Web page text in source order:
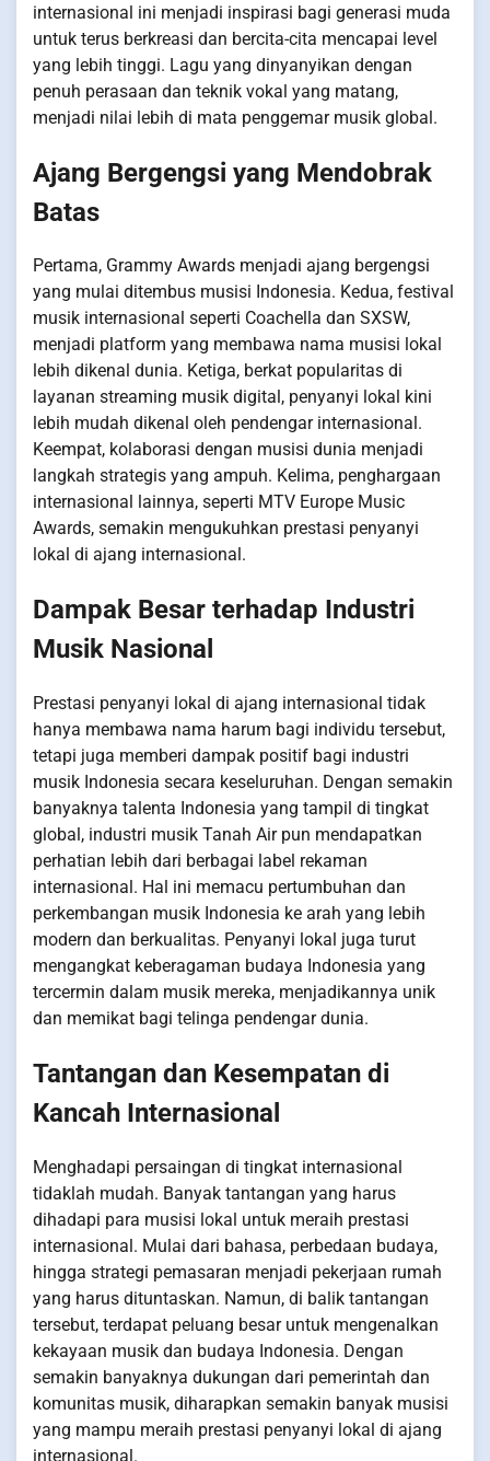
internasional ini menjadi inspirasi bagi generasi muda
untuk terus berkreasi dan bercita-cita mencapai level
yang lebih tinggi. Lagu yang dinyanyikan dengan
penuh perasaan dan teknik vokal yang matang,
menjadi nilai lebih di mata penggemar musik global.
Ajang Bergengsi yang Mendobrak
Batas
Pertama, Grammy Awards menjadi ajang bergengsi
yang mulai ditembus musisi Indonesia. Kedua, festival
musik internasional seperti Coachella dan SXSW,
menjadi platform yang membawa nama musisi lokal
lebih dikenal dunia. Ketiga, berkat popularitas di
layanan streaming musik digital, penyanyi lokal kini
lebih mudah dikenal oleh pendengar internasional.
Keempat, kolaborasi dengan musisi dunia menjadi
langkah strategis yang ampuh. Kelima, penghargaan
internasional lainnya, seperti MTV Europe Music
Awards, semakin mengukuhkan prestasi penyanyi
lokal di ajang internasional.
Dampak Besar terhadap Industri
Musik Nasional
Prestasi penyanyi lokal di ajang internasional tidak
hanya membawa nama harum bagi individu tersebut,
tetapi juga memberi dampak positif bagi industri
musik Indonesia secara keseluruhan. Dengan semakin
banyaknya talenta Indonesia yang tampil di tingkat
global, industri musik Tanah Air pun mendapatkan
perhatian lebih dari berbagai label rekaman
internasional. Hal ini memacu pertumbuhan dan
perkembangan musik Indonesia ke arah yang lebih
modern dan berkualitas. Penyanyi lokal juga turut
mengangkat keberagaman budaya Indonesia yang
tercermin dalam musik mereka, menjadikannya unik
dan memikat bagi telinga pendengar dunia.
Tantangan dan Kesempatan di
Kancah Internasional
Menghadapi persaingan di tingkat internasional
tidaklah mudah. Banyak tantangan yang harus
dihadapi para musisi lokal untuk meraih prestasi
internasional. Mulai dari bahasa, perbedaan budaya,
hingga strategi pemasaran menjadi pekerjaan rumah
yang harus dituntaskan. Namun, di balik tantangan
tersebut, terdapat peluang besar untuk mengenalkan
kekayaan musik dan budaya Indonesia. Dengan
semakin banyaknya dukungan dari pemerintah dan
komunitas musik, diharapkan semakin banyak musisi
yang mampu meraih prestasi penyanyi lokal di ajang
internasional.